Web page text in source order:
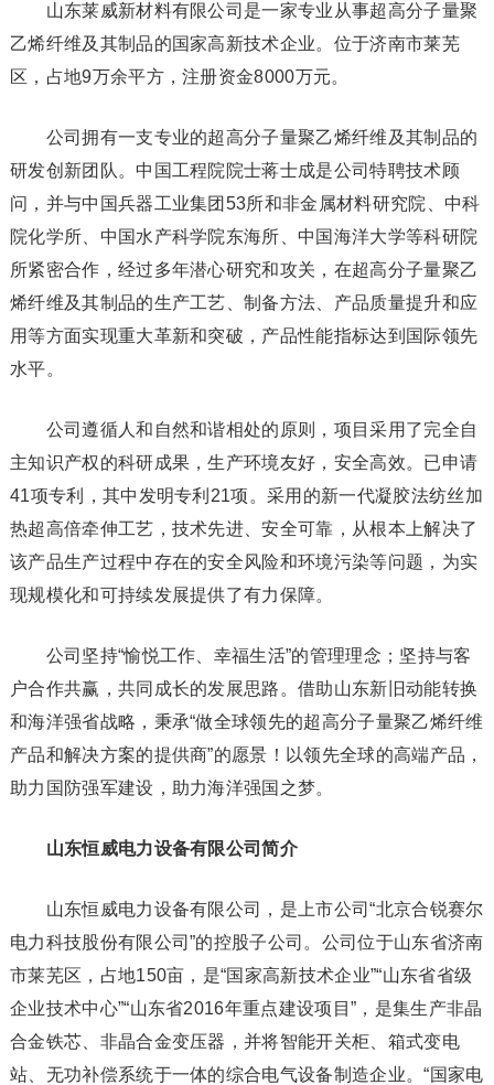
山东莱威新材料有限公司是一家专业从事超高分子量聚
乙烯纤维及其制品的国家高新技术企业。位于济南市莱芜
区，占地9万余平方，注册资金8000万元。
公司拥有一支专业的超高分子量聚乙烯纤维及其制品的
研发创新团队。中国工程院院士蒋士成是公司特聘技术顾
问，并与中国兵器工业集团53所和非金属材料研究院、中科
院化学所、中国水产科学院东海所、中国海洋大学等科研院
所紧密合作，经过多年潜心研究和攻关，在超高分子量聚乙
烯纤维及其制品的生产工艺、制备方法、产品质量提升和应
用等方面实现重大革新和突破，产品性能指标达到国际领先
水平。
公司遵循人和自然和谐相处的原则，项目采用了完全自
主知识产权的科研成果，生产环境友好，安全高效。已申请
41项专利，其中发明专利21项。采用的新一代凝胶法纺丝加
热超高倍牵伸工艺，技术先进、安全可靠，从根本上解决了
该产品生产过程中存在的安全风险和环境污染等问题，为实
现规模化和可持续发展提供了有力保障。
公司坚持“愉悦工作、幸福生活”的管理理念；坚持与客
户合作共赢，共同成长的发展思路。借助山东新旧动能转换
和海洋强省战略，秉承“做全球领先的超高分子量聚乙烯纤维
产品和解决方案的提供商”的愿景！以领先全球的高端产品，
助力国防强军建设，助力海洋强国之梦。
山东恒威电力设备有限公司简介
山东恒威电力设备有限公司，是上市公司“北京合锐赛尔
电力科技股份有限公司”的控股子公司。公司位于山东省济南
市莱芜区，占地150亩，是“国家高新技术企业”“山东省省级
企业技术中心”“山东省2016年重点建设项目”，是集生产非晶
合金铁芯、非晶合金变压器，并将智能开关柜、箱式变电
站、无功补偿系统于一体的综合电气设备制造企业。“国家电